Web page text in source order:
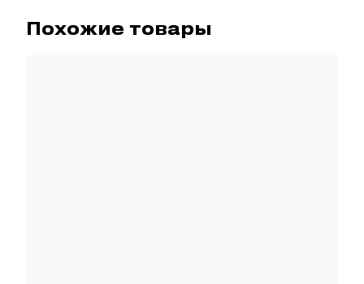
Похожие товары